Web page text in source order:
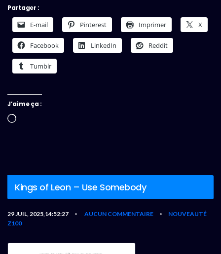
Partager :
E-mail Pinterest Imprimer X
Facebook LinkedIn Reddit
Tumblr
J’aime ça :
Chargement…
Kings of Leon – Use Somebody
29 JUIL, 2025,14:52:27 • AUCUN COMMENTAIRE •
NOUVEAUTÉ
Z100